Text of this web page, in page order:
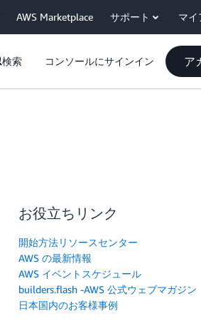
AWS Marketplace サポート マイ
検索 コンソールにサインイン ア
お役立ちリンク
開始方法リソースセンター
AWS の最新情報
AWS イベントスケジュール
builders.flash -AWS 公式ウェブマガジン
日本国内のお客様事例